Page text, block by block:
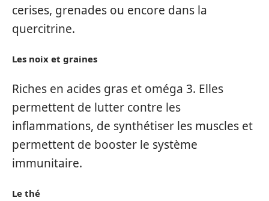
cerises, grenades ou encore dans la
quercitrine.
Les noix et graines
Riches en acides gras et oméga 3. Elles
permettent de lutter contre les
inflammations, de synthétiser les muscles et
permettent de booster le système
immunitaire.
Le thé